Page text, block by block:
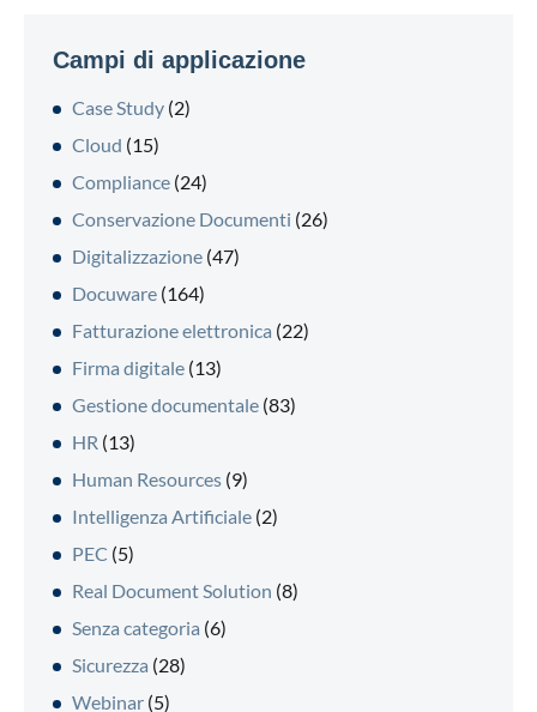
Campi di applicazione
Case Study (2)
Cloud (15)
Compliance (24)
Conservazione Documenti (26)
Digitalizzazione (47)
Docuware (164)
Fatturazione elettronica (22)
Firma digitale (13)
Gestione documentale (83)
HR (13)
Human Resources (9)
Intelligenza Artificiale (2)
PEC (5)
Real Document Solution (8)
Senza categoria (6)
Sicurezza (28)
Webinar (5)